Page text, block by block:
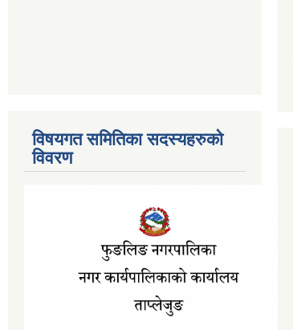
विषयगत समितिका सदस्यहरुको
विवरण